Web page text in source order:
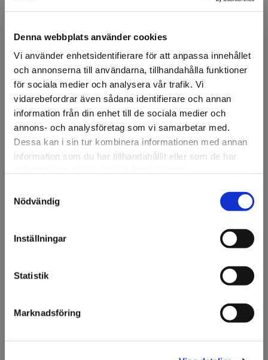
Denna webbplats använder cookies
Vi använder enhetsidentifierare för att anpassa innehållet
och annonserna till användarna, tillhandahålla funktioner
för sociala medier och analysera vår trafik. Vi
vidarebefordrar även sådana identifierare och annan
information från din enhet till de sociala medier och
annons- och analysföretag som vi samarbetar med.
Dessa kan i sin tur kombinera informationen med annan
information som du har tillhandahållit eller som de har
Nödvändig
Inställningar
Statistik
Marknadsföring
Färgerna är ungefärliga.
Specifikation
Fråga om produkt
Om tillverkaren
Filer
Art nr: 37490